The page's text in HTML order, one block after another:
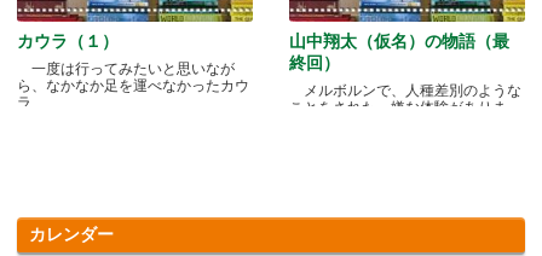
カウラ（１）
一度は行ってみたいと思いなが
ら、なかなか足を運べなかったカウ
ラ.....
山中翔太（仮名）の物語（最
終回）
メルボルンで、人種差別のような
ことをされた、嫌な体験がありま
カレンダー